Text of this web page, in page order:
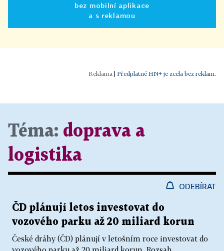
bez mobilní aplikace
a s reklamou
Předplatné HN+ je zcela bez reklam.
Téma: doprava a
logistika
ODEBÍRAT
ČD plánují letos investovat do
vozového parku až 20 miliard korun
České dráhy (ČD) plánují v letošním roce investovat do